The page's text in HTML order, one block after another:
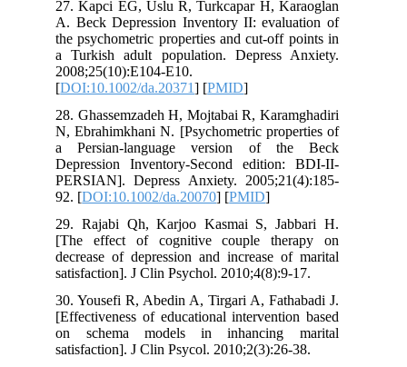
27. Kapci EG, Uslu R, Turkcapar H, Karaoglan
A. Beck Depression Inventory II: evaluation of
the psychometric properties and cut‐off points in
a Turkish adult population. Depress Anxiety.
2008;25(10):E104-E10.
[DOI:10.1002/da.20371] [PMID
28. Ghassemzadeh H, Mojtabai R, Karamghadiri
N, Ebrahimkhani N. [Psychometric properties of
a Persian‐language version of the Beck
Depression Inventory‐Second edition: BDI‐II‐
PERSIAN]. Depress Anxiety. 2005;21(4):185-
92. [DOI:10.1002/da.20070] [PMID
29. Rajabi Qh, Karjoo Kasmai S, Jabbari H.
[The effect of cognitive couple therapy on
decrease of depression and increase of marital
satisfaction]. J Clin Psychol. 2010;4(8):9-17.
30. Yousefi R, Abedin A, Tirgari A, Fathabadi J.
[Effectiveness of educational intervention based
on schema models in inhancing marital
satisfaction]. J Clin Psycol. 2010;2(3):26-38.